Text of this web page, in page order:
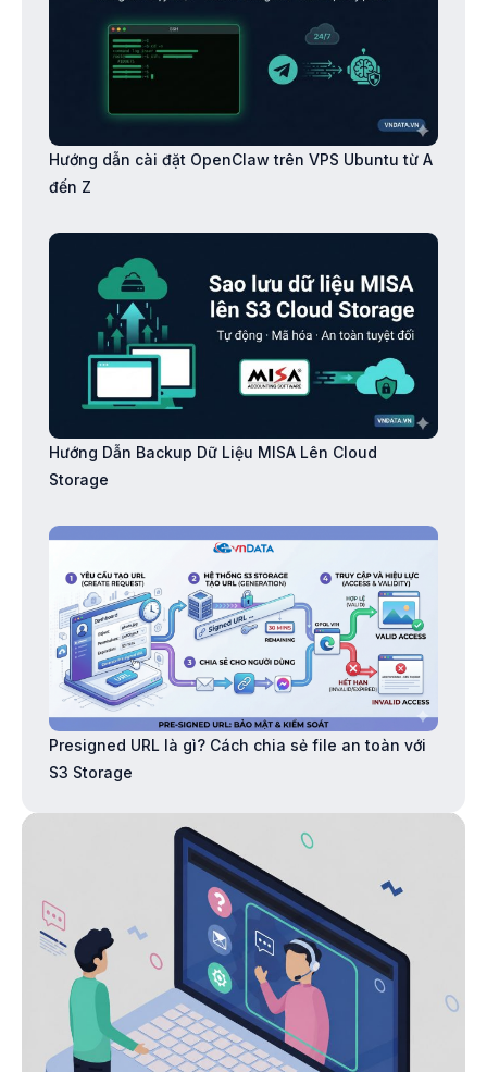
Hướng dẫn cài đặt OpenClaw trên VPS Ubuntu từ A
đến Z
Hướng Dẫn Backup Dữ Liệu MISA Lên Cloud
Storage
Presigned URL là gì? Cách chia sẻ file an toàn với
S3 Storage